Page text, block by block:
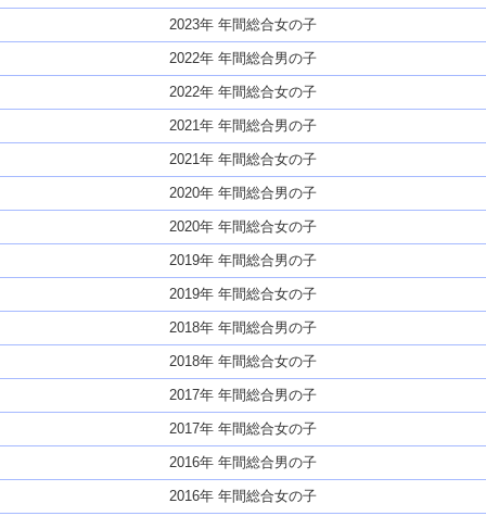
2023年 年間総合女の子
2022年 年間総合男の子
2022年 年間総合女の子
2021年 年間総合男の子
2021年 年間総合女の子
2020年 年間総合男の子
2020年 年間総合女の子
2019年 年間総合男の子
2019年 年間総合女の子
2018年 年間総合男の子
2018年 年間総合女の子
2017年 年間総合男の子
2017年 年間総合女の子
2016年 年間総合男の子
2016年 年間総合女の子